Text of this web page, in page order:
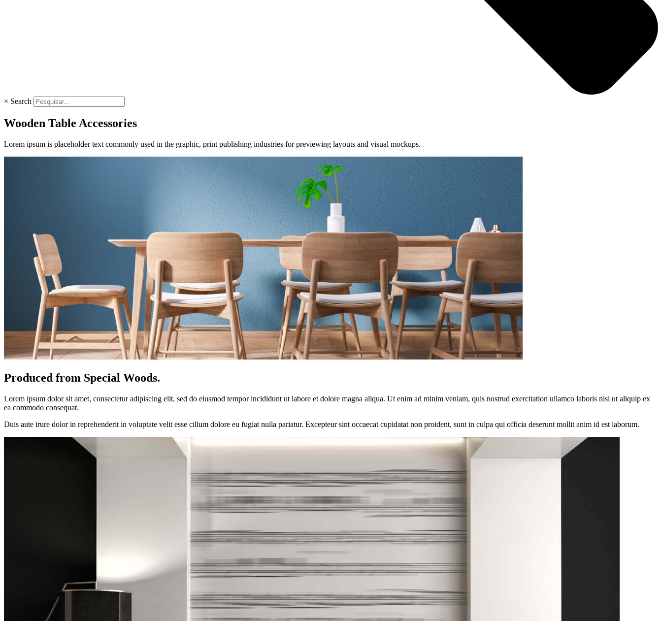
× Search
Wooden Table Accessories
Lorem ipsum is placeholder text commonly used in the graphic, print publishing industries for previewing layouts and visual mockups.
Produced from Special Woods.
Lorem ipsum dolor sit amet, consectetur adipiscing elit, sed do eiusmod tempor incididunt ut labore et dolore magna aliqua. Ut enim ad minim veniam, quis nostrud exercitation ullamco laboris nisi ut aliquip ex
ea commodo consequat.
Duis aute irure dolor in reprehenderit in voluptate velit esse cillum dolore eu fugiat nulla pariatur. Excepteur sint occaecat cupidatat non proident, sunt in culpa qui officia deserunt mollit anim id est laborum.